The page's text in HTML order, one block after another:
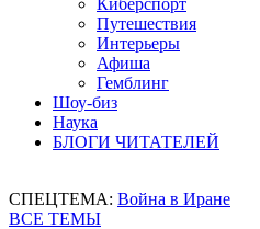
Киберспорт
Путешествия
Интерьеры
Афиша
Гемблинг
Шоу-биз
Наука
БЛОГИ ЧИТАТЕЛЕЙ
СПЕЦТЕМА: Война в Иране
ВСЕ ТЕМЫ